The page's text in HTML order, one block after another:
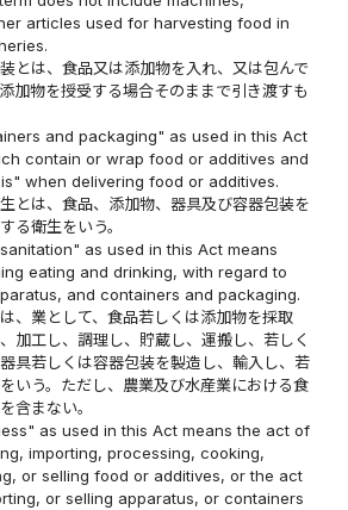
articles used for harvesting food in
とは、食品又は添加物を入れ、又は包んで
加物を授受する場合そのままで引き渡すも
and packaging" as used in this Act
contain or wrap food or additives and
when delivering food or additives.
とは、食品、添加物、器具及び容器包装を
る衛生をいう。
as used in this Act means
eating and drinking, with regard to
and containers and packaging.
、業として、食品若しくは添加物を採取
加工し、調理し、貯蔵し、運搬し、若しく
具若しくは容器包装を製造し、輸入し、若
いう。ただし、農業及び水産業における食
含まない。
as used in this Act means the act of
importing, processing, cooking,
or selling food or additives, or the act
or selling apparatus, or containers